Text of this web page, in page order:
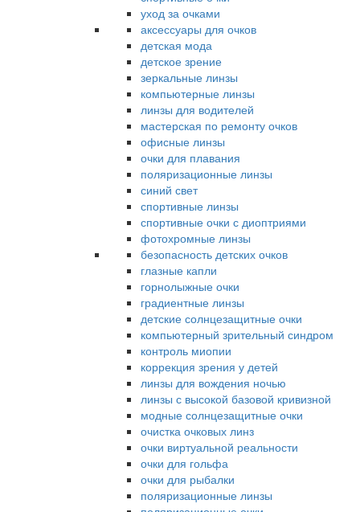
уход за очками
аксессуары для очков
детская мода
детское зрение
зеркальные линзы
компьютерные линзы
линзы для водителей
мастерская по ремонту очков
офисные линзы
очки для плавания
поляризационные линзы
синий свет
спортивные линзы
спортивные очки с диоптриями
фотохромные линзы
безопасность детских очков
глазные капли
горнолыжные очки
градиентные линзы
детские солнцезащитные очки
компьютерный зрительный синдром
контроль миопии
коррекция зрения у детей
линзы для вождения ночью
линзы с высокой базовой кривизной
модные солнцезащитные очки
очистка очковых линз
очки виртуальной реальности
очки для гольфа
очки для рыбалки
поляризационные линзы